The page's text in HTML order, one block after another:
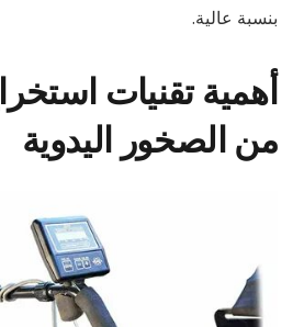
بنسبة عالية.
أهمية تقنيات
من الصخور اليدوية